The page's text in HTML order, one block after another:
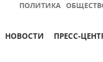
ПОЛИТИКА
НОВОСТИ ПРЕСС-